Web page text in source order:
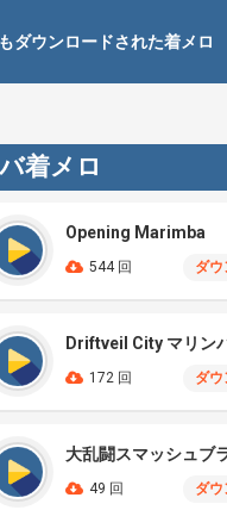
ダウンロードされた着メロ
着メロ
Opening Marimba
544 回 ダウ
172 回 ダウ
49 回 ダウ